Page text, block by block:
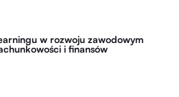
w rozwoju zawodowym
i finansów